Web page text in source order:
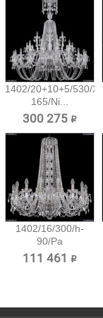
1402/20+10+5/530/XL-
165/Ni...
300 275 ₽
1402/16/300/h-
90/Pa
Хрустальная...
111 461 ₽